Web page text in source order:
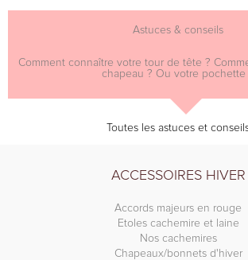
Astuces & conseils
Comment connaître votre tour de tête ?
chapeau ? Ou votre pochette
Toutes les astuces et
ACCESSOIRES HIVER
Accords majeurs en rouge
Etoles cachemire et laine
Nos cachemires
Chapeaux/bonnets d'hiver